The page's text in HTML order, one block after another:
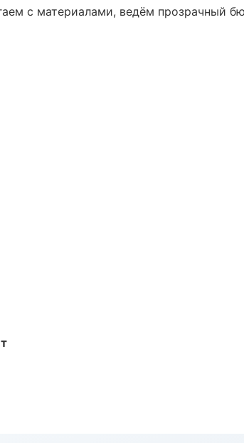
с материалами, ведём прозрачный